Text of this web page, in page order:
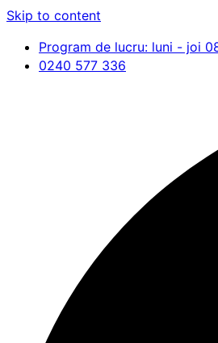
Skip to content
Program de lucru: luni - joi
0240 577 336